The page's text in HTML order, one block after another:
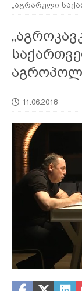
„აგრარული
11.06.2018